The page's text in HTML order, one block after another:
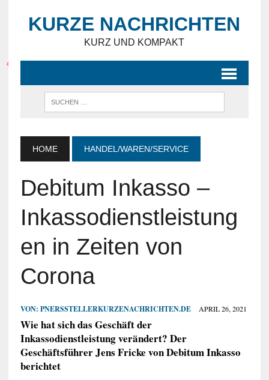
KURZE NACHRICHTEN
KURZ UND KOMPAKT
HOME HANDEL/WAREN/SERVICE
Debitum Inkasso –
Inkassodienstleistung
en in Zeiten von
Corona
VON: PNERSSTELLERKURZENACHRICHTEN.DE APRIL 26, 2021
Wie hat sich das Geschäft der
Inkassodienstleistung verändert? Der
Geschäftsführer Jens Fricke von Debitum Inkasso
berichtet